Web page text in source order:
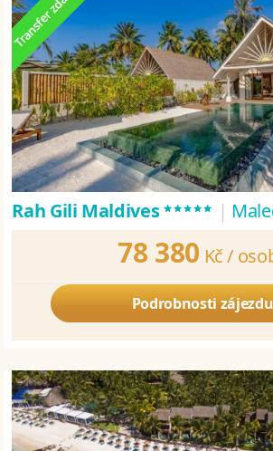
Rah Gili Maldives***** |
78 380 Kč /
Podrobnosti zájezdu